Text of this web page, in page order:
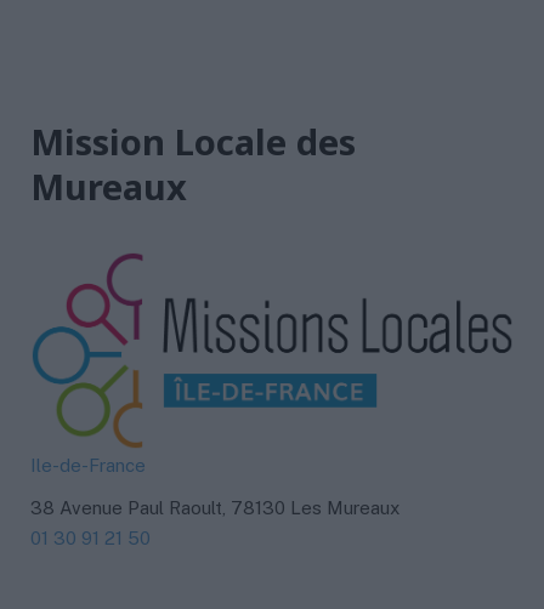
Mission Locale des
Mureaux
Ile-de-France
38 Avenue Paul Raoult, 78130 Les Mureaux
01 30 91 21 50